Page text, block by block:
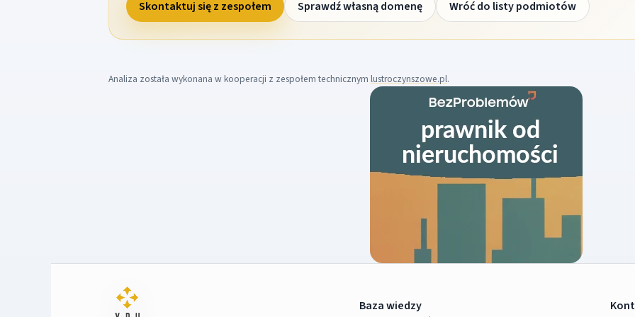
Skontaktuj się z zespołem Sprawdź własną domenę Wróć do listy podmiotów
Analiza została wykonana w kooperacji z zespołem technicznym lustroczynszowe.pl.
Baza wiedzy